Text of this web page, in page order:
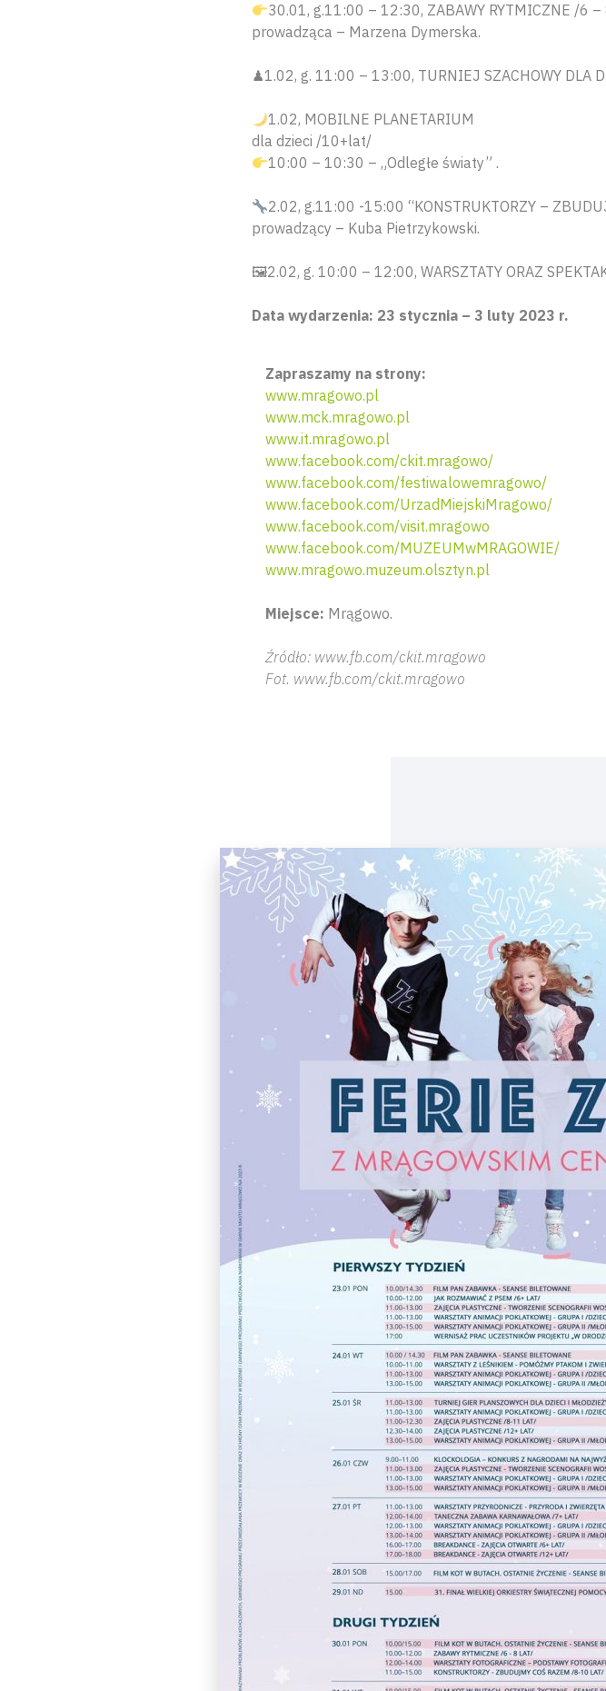
30.01, g.11:00 – 12:30, ZABAWY RYTMICZNE /6 –
prowadząca – Marzena Dymerska.
♟1.02, g. 11:00 – 13:00, TURNIEJ SZACHOWY DLA
1.02, MOBILNE PLANETARIUM
dla dzieci /10+lat/
10:00 – 10:30 – „Odległe światy” .
2.02, g.11:00 -15:00 “KONSTRUKTORZY –
prowadzący – Kuba Pietrzykowski.
🖼2.02, g. 10:00 – 12:00, WARSZTATY ORAZ
Data wydarzenia: 23 stycznia – 3 luty 2023 r.
Zapraszamy na strony:
www.mragowo.pl
www.mck.mragowo.pl
www.it.mragowo.pl
www.facebook.com/ckit.mragowo/
www.facebook.com/festiwalowemragowo/
www.facebook.com/UrzadMiejskiMragowo/
www.facebook.com/visit.mragowo
www.facebook.com/MUZEUMwMRAGOWIE/
www.mragowo.muzeum.olsztyn.pl
Miejsce: Mrągowo.
Źródło: www.fb.com/ckit.mragowo
Fot. www.fb.com/ckit.mragowo